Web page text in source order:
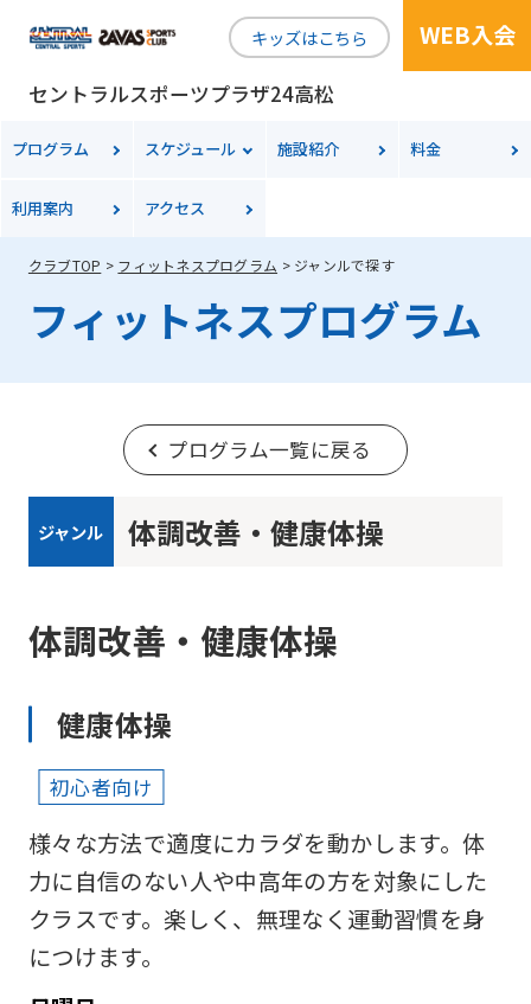
キッズはこちら
セントラルスポーツプラザ24高松
WEB入会
プログラム スケジュール 施設紹介 料金
利用案内 アクセス
クラブTOP フィットネスプログラム ジャンルで探す
フィットネスプログラム
プログラム一覧に戻る
ジャンル 体調改善・健康体操
体調改善・健康体操
健康体操
初心者向け
様々な方法で適度にカラダを動かします。体
力に自信のない人や中高年の方を対象にした
クラスです。楽しく、無理なく運動習慣を身
につけます。